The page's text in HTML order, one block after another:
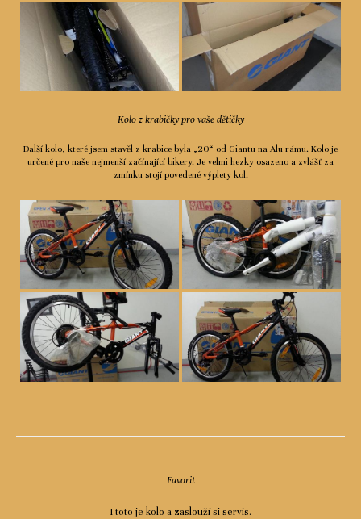
Kolo z krabičky pro vaše dětičky
Další kolo, které jsem stavěl z krabice byla „20“ od Giantu na Alu rámu. Kolo je
určené pro naše nejmenší začínající bikery. Je velmi hezky osazeno a zvlášť za
zmínku stojí povedené výplety kol.
Favorit
I toto je kolo a zaslouží si servis.